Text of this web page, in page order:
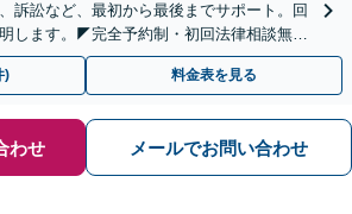
訴訟など、最初から最後までサポート。回
します。◤完全予約制・初回法律相談無料
) 料金表を見る
わせ メールでお問い合わせ